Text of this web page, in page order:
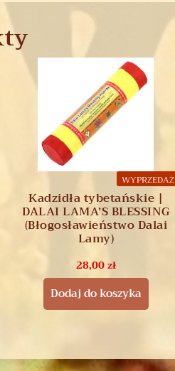
WYPRZEDAŻ
Kadzidła tybetańskie |
DALAI LAMA’S BLESSING
(Błogosławieństwo Dalai
Lamy)
28,00zł
Dodaj do koszyka